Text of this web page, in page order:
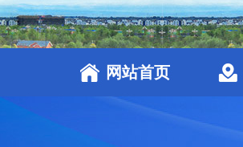
网站首页